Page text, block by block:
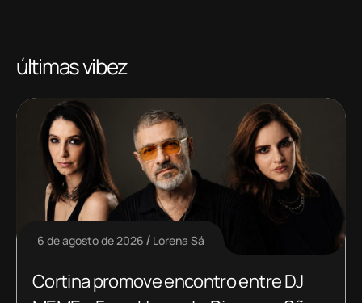
últimas vibez
6 de agosto de 2026 Lorena Sá
Cortina promove encontro entre DJ